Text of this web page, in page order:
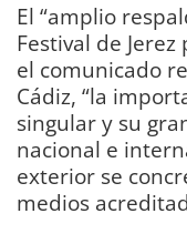
El “amplio
Festival de
el comunicado
Cádiz, “la
singular y su
nacional e
exterior se
medios